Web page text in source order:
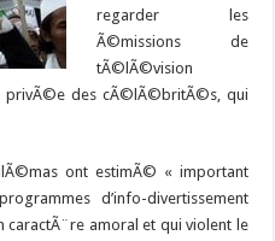
regarder les
Ã©missions de
tÃ©lÃ©vision
privÃ©e des cÃ©lÃ©britÃ©s, qui
ont estimÃ© « important
d’info-divertissement
caractÃ¨re amoral et qui violent le